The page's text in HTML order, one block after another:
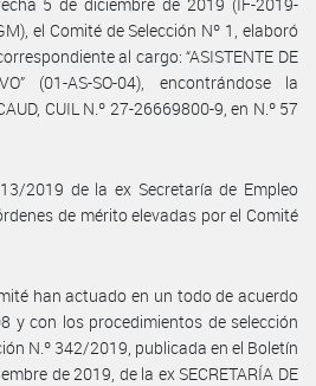
el Comité de Selección Nº 1, elaboró
al cargo: “ASISTENTE DE
(01-AS-SO-04), encontrándose la
CUIL N.º 27-26669800-9, en N.º 57
2019 de la ex Secretaría de Empleo
de mérito elevadas por el Comité
han actuado en un todo de acuerdo
y con los procedimientos de selección
N.º 342/2019, publicada en el Boletín
de 2019, de la ex SECRETARÍA DE